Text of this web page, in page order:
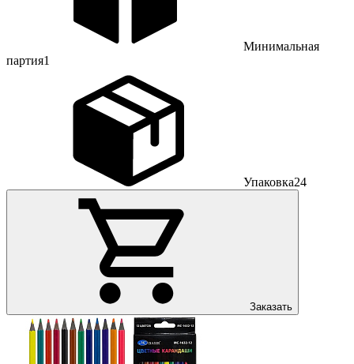
Минимальная
партия1
Упаковка24
Заказать